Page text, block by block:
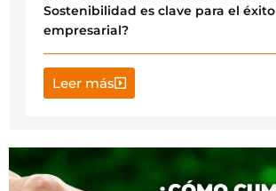
Sostenibilidad es clave para el éxito
empresarial?
Leer más